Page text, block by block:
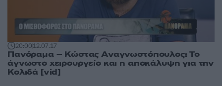
20:0012.07.17
Πανόραμα – Κώστας Αναγνωστόπουλος: Το
άγνωστο χειρουργείο και η αποκάλυψη για την
Κολιδά [vid]